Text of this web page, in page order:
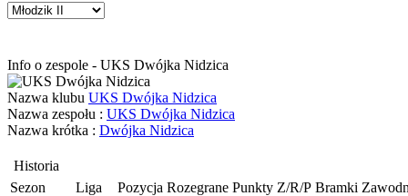
Info o zespole - UKS Dwójka Nidzica
Nazwa klubu UKS Dwójka Nidzica
Nazwa zespołu : UKS Dwójka Nidzica
Nazwa krótka : Dwójka Nidzica
Historia
Sezon
Liga Pozycja Rozegrane Punkty Z/R/P Bramki